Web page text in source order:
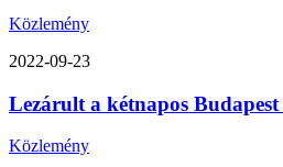
Közlemény
2022-09-23
Lezárult a kétnapos
Közlemény